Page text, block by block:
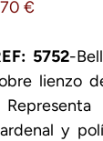
€
5752-
lienzo
y